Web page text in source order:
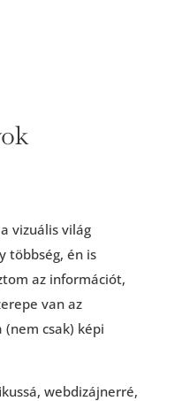
vizuális világ
többség, én is
az információt,
van az
csak) képi
webdizájnerré,